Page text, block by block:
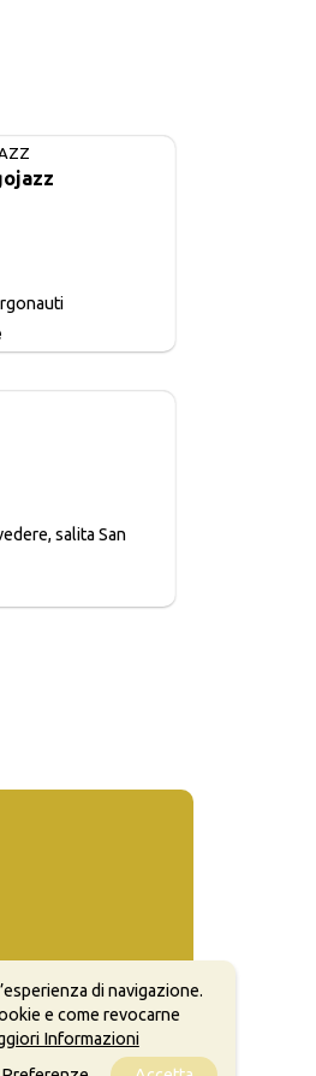
salita San
di navigazione.
e come revocarne
Informazioni